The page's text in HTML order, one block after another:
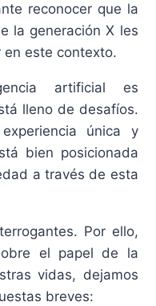
reconocer que la
la generación X les
este contexto.
artificial es
lleno de desafíos.
única y
bien posicionada
a través de esta
Por ello,
el papel de la
vidas, dejamos
breves: